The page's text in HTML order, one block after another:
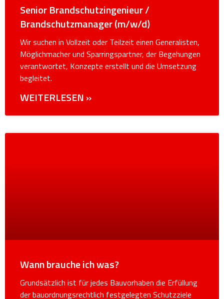
Senior Brandschutzingenieur /
Brandschutzmanager (m/w/d)
Wir suchen in Vollzeit oder Teilzeit einen Generalisten,
Möglichmacher und Sparringspartner, der Begehungen
verantwortet, Konzepte erstellt und die Umsetzung
begleitet.
WEITERLESEN »
Wann brauche ich was?
Grundsätzlich ist für jedes Bauvorhaben die Erfüllung
der bauordnungsrechtlich festgelegten Schutzziele